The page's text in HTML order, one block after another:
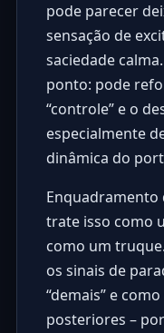
pode parecer
sensação de
saciedade
ponto: pode
“controle” e o
especialmente
dinâmica do
trate isso como
como um
os sinais de
“demais” e
posteriores –